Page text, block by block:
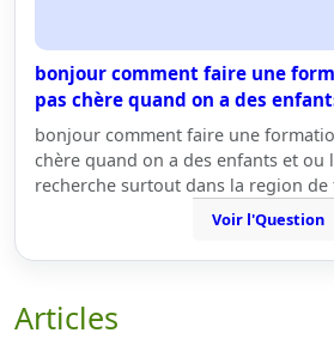
bonjour comment faire une
pas chère quand on a des
bonjour comment faire une
chère quand on a des enfants et ou
recherche surtout dans la region
Voir l'Question
Articles